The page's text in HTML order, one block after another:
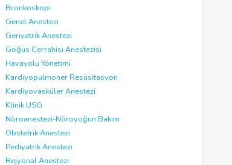
Bronkoskopi
Genel Anestezi
Geriyatrik Anestezi
Göğüs Cerrahisi Anestezisi
Havayolu Yönetimi
Kardiyopulmoner Resüsitasyon
Kardiyovasküler Anestezi
Klinik USG
Nöroanestezi-Nöroyoğun Bakım
Obstetrik Anestezi
Pediyatrik Anestezi
Rejyonal Anestezi